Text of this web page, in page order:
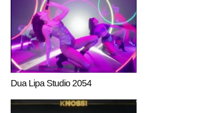
Dua Lipa Studio 2054